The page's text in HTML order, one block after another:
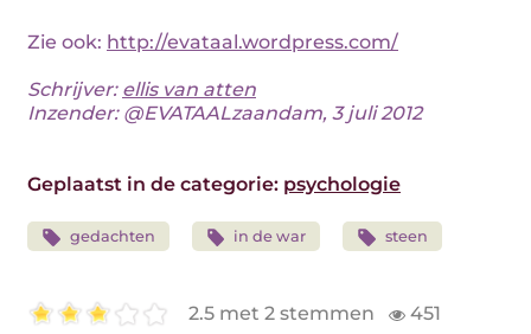
Zie ook: http://evataal.wordpress.com/
Schrijver: ellis van atten
Inzender: @EVATAALzaandam, 3 juli 2012
Geplaatst in de categorie: psychologie
gedachten in de war steen
2.5 met 2 stemmen 451